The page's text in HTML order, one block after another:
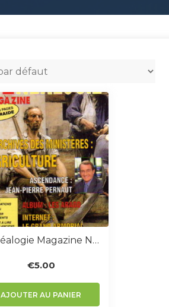
Généalogie Magazine N° 227
€5.00
AJOUTER AU PANIER